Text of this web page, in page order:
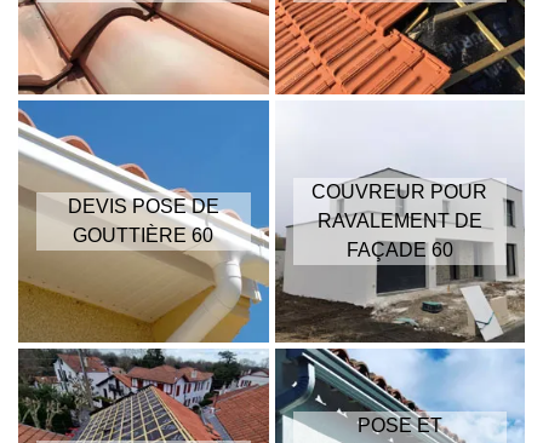
DEVIS POSE DE
GOUTTIÈRE 60
COUVREUR POUR
RAVALEMENT DE
FAÇADE 60
POSE ET